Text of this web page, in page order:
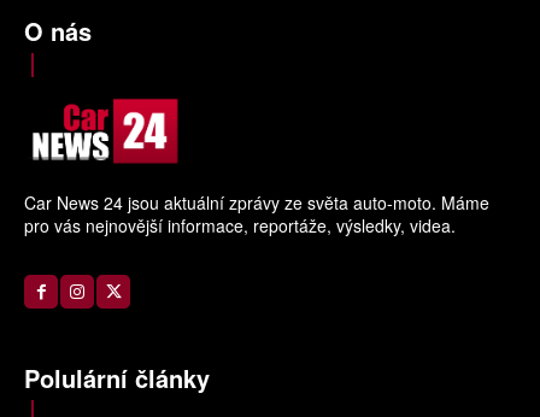
O nás
Car News 24 jsou aktuální zprávy ze světa auto-moto. Máme
pro vás nejnovější informace, reportáže, výsledky, videa.
Polulární články